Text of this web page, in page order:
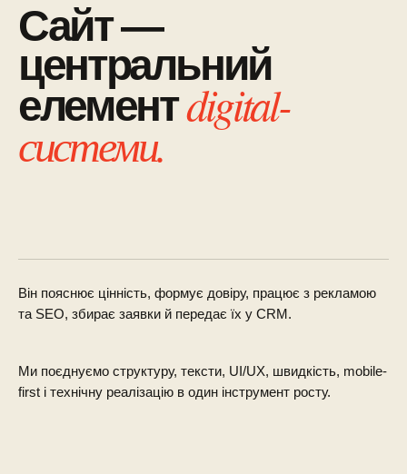
Сайт —
центральний
елементdigital-
системи.
Він пояснює цінність, формує довіру, працює з рекламою
та SEO, збирає заявки й передає їх у CRM.
Ми поєднуємо структуру, тексти, UI/UX, швидкість, mobile-
first і технічну реалізацію в один інструмент росту.